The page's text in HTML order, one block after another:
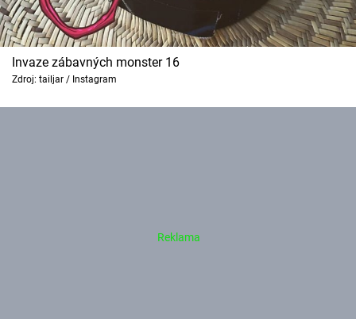
Invaze zábavných monster 16
Zdroj: tailjar / Instagram